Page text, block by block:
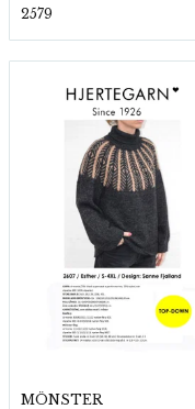
2579
MÖNSTER